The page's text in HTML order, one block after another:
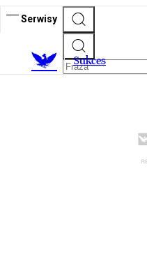
Serwisy
Sukces